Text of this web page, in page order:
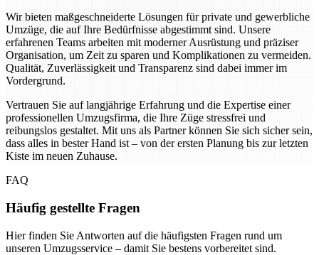
Wir bieten maßgeschneiderte Lösungen für private und gewerbliche
Umzüge, die auf Ihre Bedürfnisse abgestimmt sind. Unsere
erfahrenen Teams arbeiten mit moderner Ausrüstung und präziser
Organisation, um Zeit zu sparen und Komplikationen zu vermeiden.
Qualität, Zuverlässigkeit und Transparenz sind dabei immer im
Vordergrund.
Vertrauen Sie auf langjährige Erfahrung und die Expertise einer
professionellen Umzugsfirma, die Ihre Züge stressfrei und
reibungslos gestaltet. Mit uns als Partner können Sie sich sicher sein,
dass alles in bester Hand ist – von der ersten Planung bis zur letzten
Kiste im neuen Zuhause.
FAQ
Häufig gestellte Fragen
Hier finden Sie Antworten auf die häufigsten Fragen rund um
unseren Umzugsservice – damit Sie bestens vorbereitet sind.